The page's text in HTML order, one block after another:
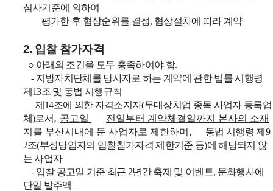
심사기준에 의하여
평가한 후 협상순위를 결정, 협상절차에 따라 계약
2. 입찰 참가자격
○ 아래의 조건을 모두 충족하여야 함.
- 지방자치단체를 당사자로 하는 계약에 관한 법률 시행령
제 13조 및 동법 시행규칙
제 14조에 의한 자격소지자(무대장치업 종목 사업자 등록업
체)로서, 공고일
전일부터 계약체결일까지 본사의 소재
지를 부산시내에 둔 사업자로 제한하며 , 동법 시행령 제 9
2조(부정당업자의 입찰참가자격 제한기준 등)에 해당되지 않
는 사업자
- 입찰 공고일 기준 최근 2년간 축제 및 이벤트, 문화행사에
단일 발주액